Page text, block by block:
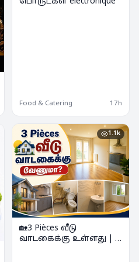
Food & Catering 17h
1.1k
🏡3 Pièces வீடு
வாடகைக்கு உள்ளது | 2